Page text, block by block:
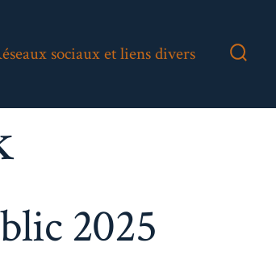
sociaux et liens divers
2025